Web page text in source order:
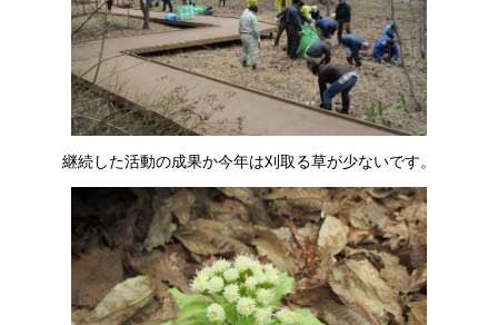
継続した活動の成果か今年は刈取る草が少ないです。